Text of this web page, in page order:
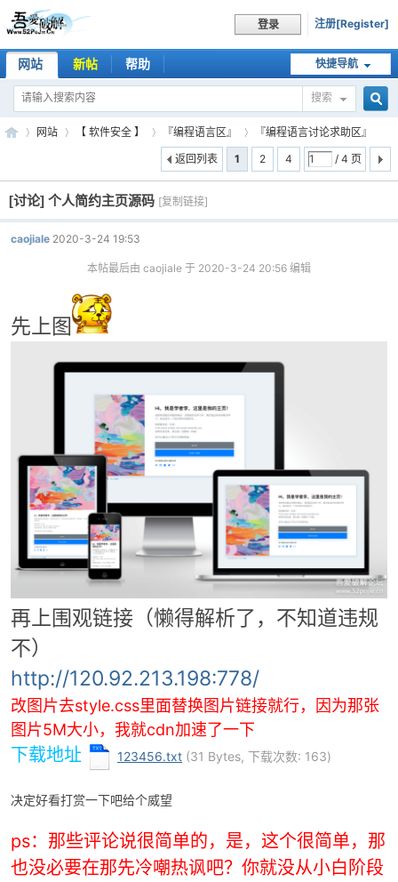
登录 注册[Register]
快捷导航
网站 新帖 帮助
搜索
吾
解
»
网站 【 软件安全 】
›
『编程语言区』
『编程语言讨论求助区』
1
2 4 / 4 页
返回列表
[讨论] 个人简约主页源码 [复制链接]
caojiale 2020-3-24 19:53
本帖最后由 caojiale 于 2020-3-24 20:56 编辑
先上图
再上围观链接（懒得解析了，不知道违规
不）
http://120.92.213.198:778/
改图片去style.css里面替换图片链接就行，因为那张
图片5M大小，我就cdn加速了一下
下载地址 123456.txt (31 Bytes, 下载次数: 163)
决定好看打赏一下吧给个威望
ps：那些评论说很简单的，是，这个很简单，那
也没必要在那先冷嘲热讽吧？你就没从小白阶段